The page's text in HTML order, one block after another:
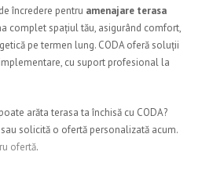
încredere pentru amenajare terasa
complet spațiul tău, asigurând comfort,
pe termen lung. CODA oferă soluții
cu suport profesional la
arăta terasa ta închisă cu CODA?
solicită o ofertă personalizată acum.
ofertă.